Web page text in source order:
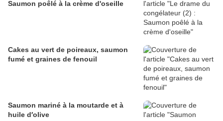
Saumon poêlé à la crème d'oseille
Cakes au vert de poireaux, saumon
fumé et graines de fenouil
Saumon mariné à la moutarde et à
huile d′olive